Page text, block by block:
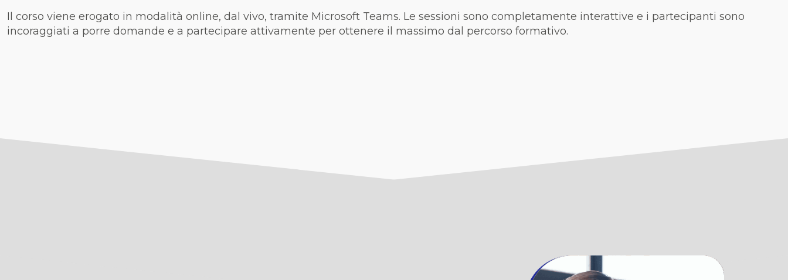
Il corso viene erogato in modalità online, dal vivo, tramite Microsoft Teams. Le sessioni sono completamente interattive e i partecipanti sono
incoraggiati a porre domande e a partecipare attivamente per ottenere il massimo dal percorso formativo.